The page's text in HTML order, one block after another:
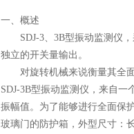
一、概述
SDJ-3、3B型振动监测仪，
独立的开关量输出。
对旋转机械来说衡量其全面
SDJ-3B型振动监测仪，来自
振幅值。为了能够进行全面保
玻璃门的防护箱，外型尺寸：